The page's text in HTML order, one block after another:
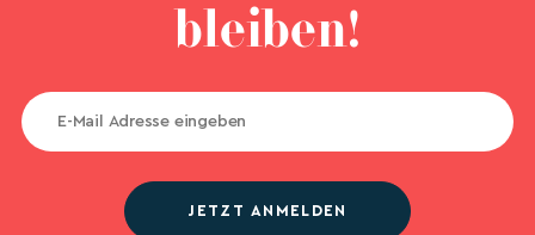
bleiben!
JETZT ANMELDEN